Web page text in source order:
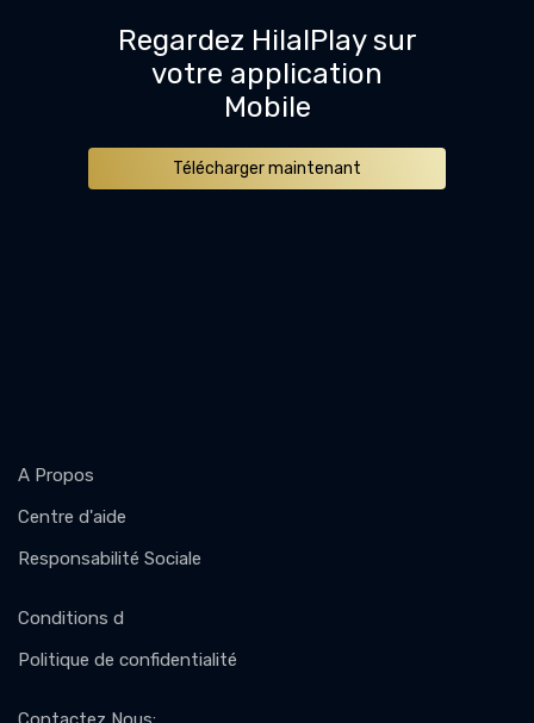
Regardez HilalPlay sur
votre application
Mobile
Télécharger maintenant
A Propos
Centre d'aide
Responsabilité Sociale
Conditions d
Politique de confidentialité